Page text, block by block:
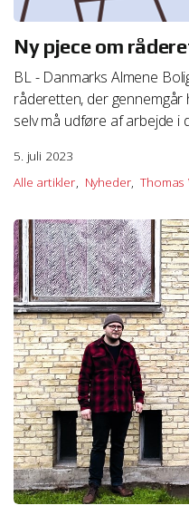
Ny pjece om
BL - Danmarks Almene
råderetten, der
selv må udføre af arbejde i
5. juli 2023
Alle artikler
Nyheder Thomas